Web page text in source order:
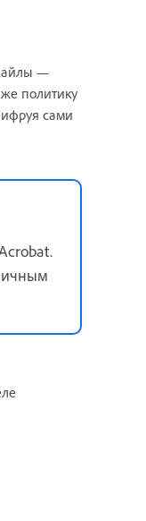
—
политику
сами